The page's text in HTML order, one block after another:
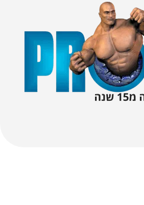
₪100.00
₪ 69.00